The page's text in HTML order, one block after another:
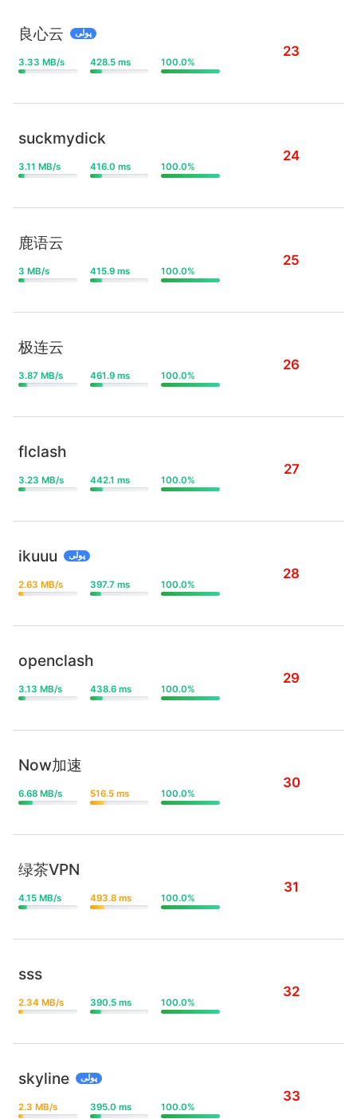
良心云 پولی
3.33 MB/s 428.5 ms 100.0%
23
suckmydick
3.11 MB/s 416.0 ms 100.0%
24
鹿语云
3 MB/s 415.9 ms 100.0%
25
极连云
3.87 MB/s 461.9 ms 100.0%
26
flclash
3.23 MB/s 442.1 ms 100.0%
27
ikuuu پولی
2.63 MB/s 397.7 ms 100.0%
28
openclash
3.13 MB/s 438.6 ms 100.0%
29
Now加速
6.68 MB/s 516.5 ms 100.0%
30
绿茶VPN
4.15 MB/s 493.8 ms 100.0%
31
sss
2.34 MB/s 390.5 ms 100.0%
32
skyline پولی
2.3 MB/s 395.0 ms 100.0%
33